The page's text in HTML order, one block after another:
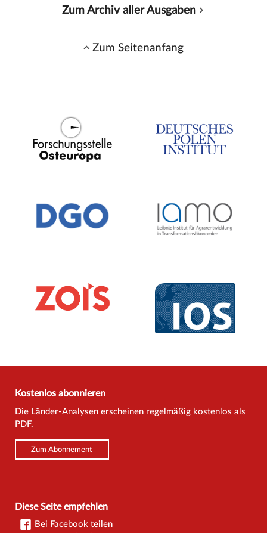
Zum Archiv aller Ausgaben
Zum Seitenanfang
Kostenlos abonnieren
Die Länder-Analysen erscheinen regelmäßig kostenlos als
PDF.
Zum Abonnement
Diese Seite empfehlen
Bei Facebook teilen